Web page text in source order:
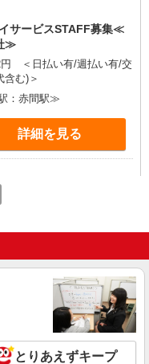
サービスSTAFF募集≪
≫
円 ＜日払い有/週払い有/交
含む)＞
：赤間駅≫
詳細を見る
き方が叶う有料住宅のス
＜日払い有/週払い有/交
む)＞
：赤間駅≫
詳細を見る
とりあえずキープ